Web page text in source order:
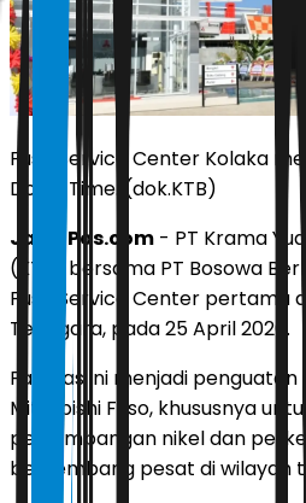
Fuso Service Center Kolaka
Down Time. (dok.KTB)
JawaPos.com - PT Krama
(KTB) bersama PT Bosowa
Fuso Service Center pertama
Tenggara, pada 25 April 2026.
Fasilitas ini menjadi
Mitsubishi Fuso, khususnya
pertambangan nikel dan
berkembang pesat di wilayah